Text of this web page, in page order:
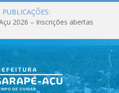
2026 – Inscrições abertas